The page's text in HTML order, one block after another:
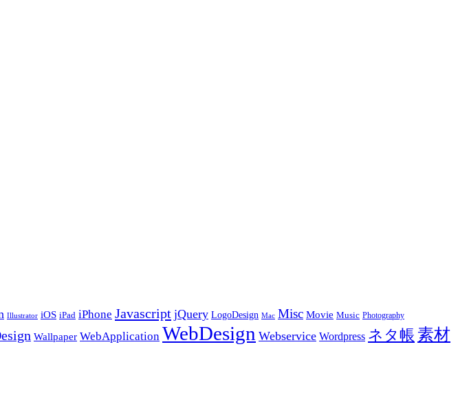
Illustrator iOS iPad iPhone Javascript jQuery LogoDesign Mac Misc Movie Music Photography
Wallpaper WebApplication WebDesign Webservice Wordpress ネタ帳 素材